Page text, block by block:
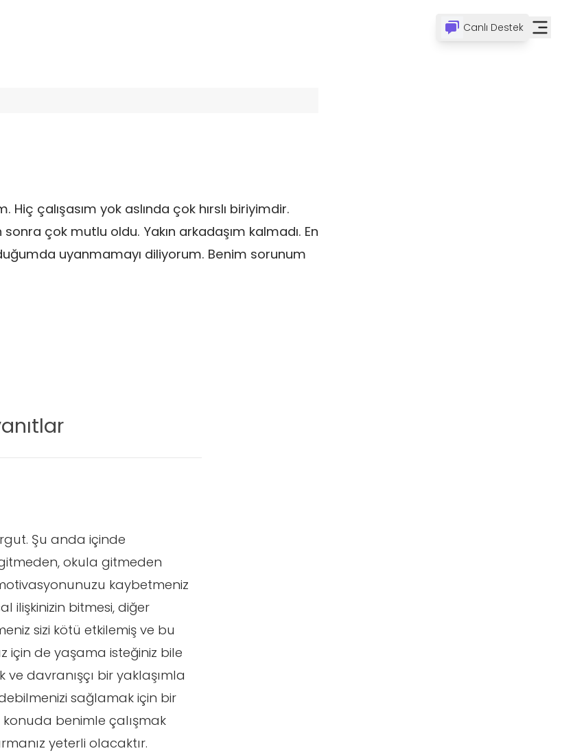
Canlı Destek
Hiç çalışasım yok aslında çok hırslı biriyimdir.
çok mutlu oldu. Yakın arkadaşım kalmadı. En
uyanmamayı diliyorum. Benim sorunum
Şu anda içinde
okula gitmeden
kaybetmeniz
ilişkinizin bitmesi, diğer
sizi kötü etkilemiş ve bu
için de yaşama isteğiniz bile
davranışçı bir yaklaşımla
sağlamak için bir
benimle çalışmak
yeterli olacaktır.